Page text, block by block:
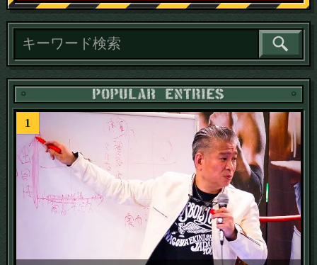
読
1